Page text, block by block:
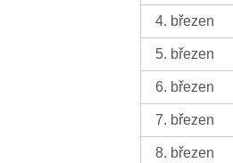
4. březen
5. březen
6. březen
7. březen
8. březen